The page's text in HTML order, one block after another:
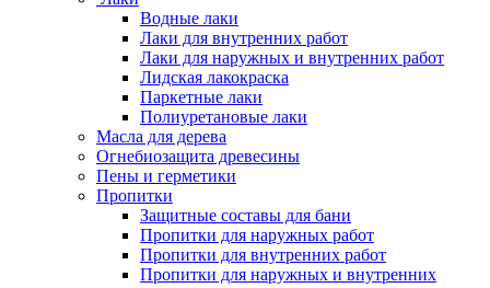
Водные лаки
Лаки для внутренних работ
Лаки для наружных и внутренних работ
Лидская лакокраска
Паркетные лаки
Полиуретановые лаки
Масла для дерева
Огнебиозащита древесины
Пены и герметики
Пропитки
Защитные составы для бани
Пропитки для наружных работ
Пропитки для внутренних работ
Пропитки для наружных и внутренних